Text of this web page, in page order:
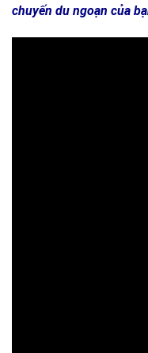
chuyến du ngoạn của